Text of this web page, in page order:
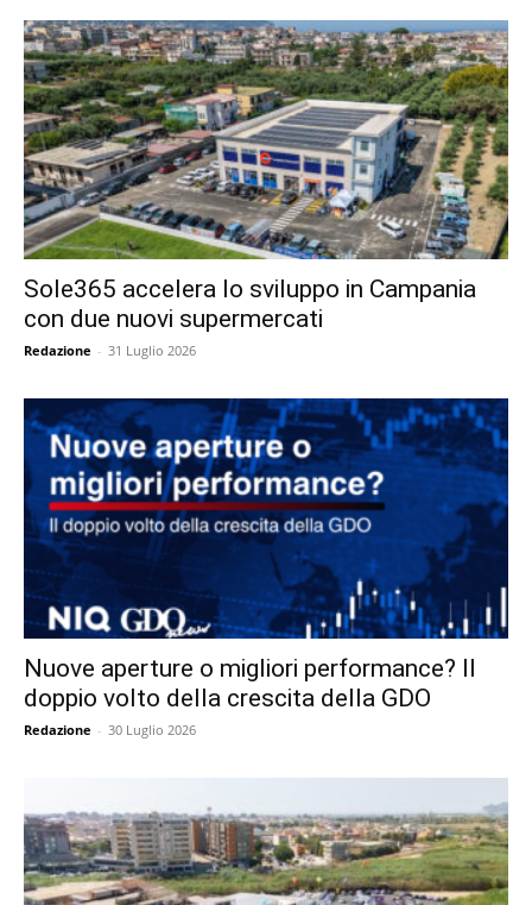
Sole365 accelera lo sviluppo in Campania
con due nuovi supermercati
Redazione - 31 Luglio 2026
Nuove aperture o migliori performance? Il
doppio volto della crescita della GDO
Redazione - 30 Luglio 2026